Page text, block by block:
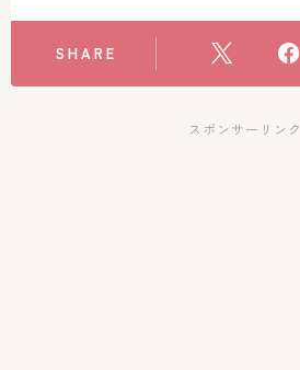
SHARE
スポンサーリンク